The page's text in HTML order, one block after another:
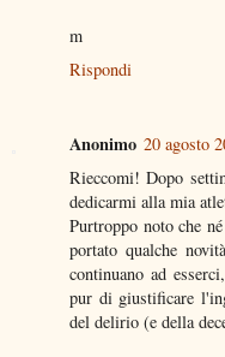
m
Rispondi
Anonimo 20 agosto
Rieccomi! Dopo
dedicarmi alla mia
Purtroppo noto che
portato qualche
continuano ad
pur di giustificare
del delirio (e della